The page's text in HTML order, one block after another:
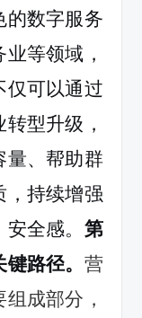
的数字服务
等领域，
仅可以通过
型升级，
量、帮助群
，持续增强
全感。 第
路径。 营
组成部分 ，